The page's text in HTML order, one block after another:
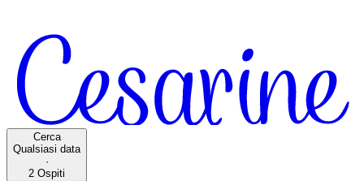
Cerca
Qualsiasi data
·
2 Ospiti